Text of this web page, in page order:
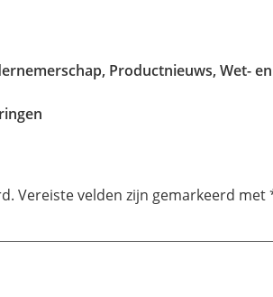
, Productnieuws, Wet- en
Vereiste velden zijn gemarkeerd met